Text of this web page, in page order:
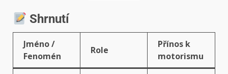
Shrnutí
Jméno /
Fenomén
Role
Přínos k
motorismu